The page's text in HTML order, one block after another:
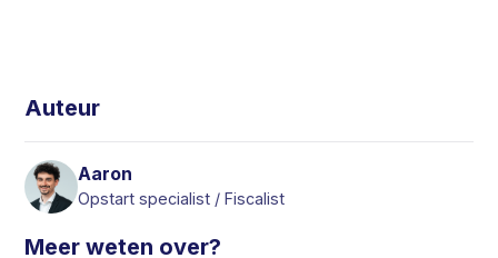
Auteur
Aaron
Opstart specialist / Fiscalist
Meer weten over?